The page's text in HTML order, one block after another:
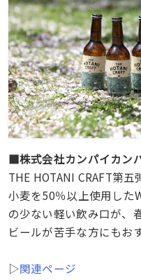
■株式会社カンパイカン
THE HOTANI CRAFT第
小麦を50％以上使用した
の少ない軽い飲み口が、
ビールが苦手な方にもお
▷関連ページ